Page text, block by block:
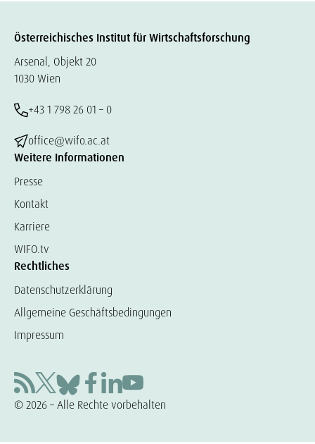
Österreichisches Institut für Wirtschaftsforschung
Arsenal, Objekt 20
1030 Wien
+43 1 798 26 01 – 0
office@wifo.ac.at
Weitere Informationen
Presse
Kontakt
Karriere
WIFO.tv
Rechtliches
Datenschutzerklärung
Allgemeine Geschäftsbedingungen
Impressum
© 2026 – Alle Rechte vorbehalten